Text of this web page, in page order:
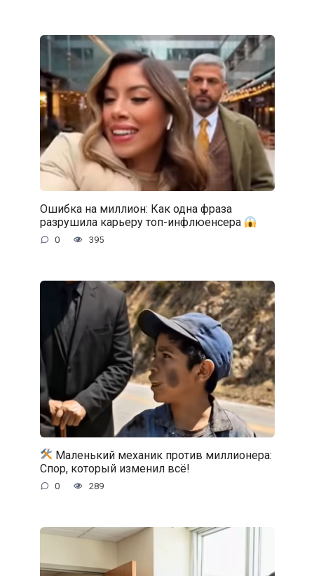
Ошибка на миллион: Как одна фраза
разрушила карьеру топ-инфлюенсера
0 395
Маленький механик против миллионера:
Спор, который изменил всё!
0 289